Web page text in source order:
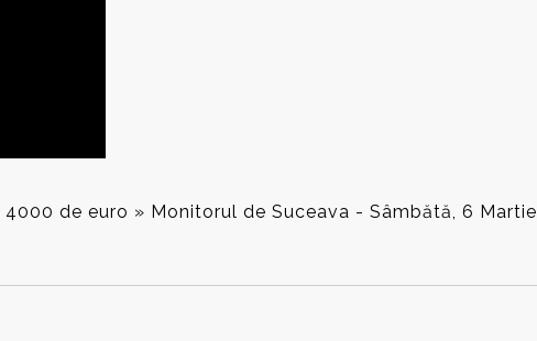
de euro » Monitorul de Suceava - Sâmbătă, 6 Martie